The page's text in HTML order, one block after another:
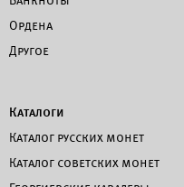
Ордена
Другое
Каталоги
Каталог русских монет
Каталог советских монет